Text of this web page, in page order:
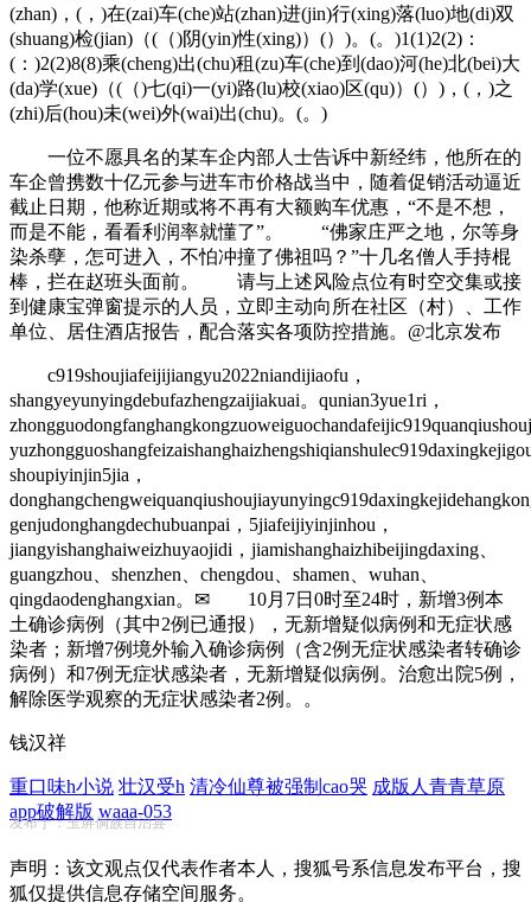
(zhan)，(，)在(zai)车(che)站(zhan)进(jin)行(xing)落(luo)地(di)双
(shuang)检(jian)（(（)阴(yin)性(xing)）(）)。(。)1(1)2(2)：
(：)2(2)8(8)乘(cheng)出(chu)租(zu)车(che)到(dao)河(he)北(bei)大
(da)学(xue)（(（)七(qi)一(yi)路(lu)校(xiao)区(qu)）(）)，(，)之
(zhi)后(hou)未(wei)外(wai)出(chu)。(。)
一位不愿具名的某车企内部人士告诉中新经纬，他所在的
车企曾携数十亿元参与进车市价格战当中，随着促销活动逼近
截止日期，他称近期或将不再有大额购车优惠，“不是不想，
而是不能，看看利润率就懂了”。 “佛家庄严之地，尔等身
染杀孽，怎可进入，不怕冲撞了佛祖吗？”十几名僧人手持棍
棒，拦在赵班头面前。 请与上述风险点位有时空交集或接
到健康宝弹窗提示的人员，立即主动向所在社区（村）、工作
单位、居住酒店报告，配合落实各项防控措施。@北京发布
c919shoujiafeijijiangyu2022niandijiaofu，
shangyeyunyingdebufazhengzaijiakuai。qunian3yue1ri，
shoupiyinjin5jia，
genjudonghangdechubuanpai，5jiafeijiyinjinhou，
jiangyishanghaiweizhuyaojidi，jiamishanghaizhibeijingdaxing、
guangzhou、shenzhen、chengdou、shamen、wuhan、
qingdaodenghangxian。✉ 10月7日0时至24时，新增3例本
土确诊病例（其中2例已通报），无新增疑似病例和无症状感
染者；新增7例境外输入确诊病例（含2例无症状感染者转确诊
病例）和7例无症状感染者，无新增疑似病例。治愈出院5例，
解除医学观察的无症状感染者2例。。
钱汉祥
重口味h小说 壮汉受h 清冷仙尊被强制cao哭 成版人青青草原
app破解版 waaa-053
发布于：玉屏侗族自治县
声明：该文观点仅代表作者本人，搜狐号系信息发布平台，搜
狐仅提供信息存储空间服务。